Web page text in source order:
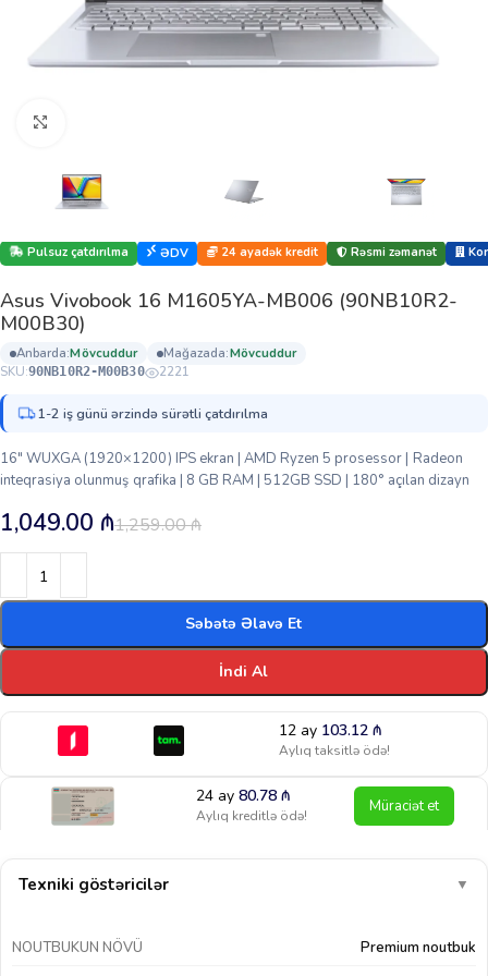
Pulsuz çatdırılma ƏDV 24 ayadək kredit Rəsmi zəmanət
Asus Vivobook 16 M1605YA-MB006 (90NB10R2-
M00B30)
anbarda: mövcuddur mağazada:
mövcuddur
SKU:90NB10R2-M00B30 2221
1-2 iş günü ərzində sürətli çatdırılma
16″ WUXGA (1920×1200) IPS ekran | AMD Ryzen 5 prosessor | Radeon
inteqrasiya olunmuş qrafika | 8 GB RAM | 512GB SSD | 180° açılan dizayn
1,259.00₼
1,049.00 ₼
Səbətə Əlavə Et
İndi Al
12 ay 103.12 ₼
Aylıq taksitlə ödə!
24 ay80.78₼
Aylıq kreditlə ödə! Müraciət et
Texniki göstəricilər ▼
NOUTBUKUN NÖVÜ
Premium noutbuk